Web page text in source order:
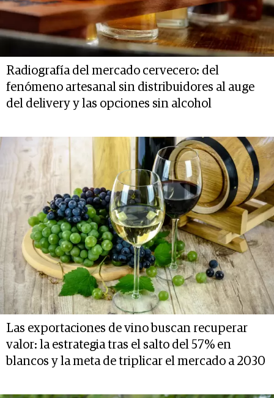
Radiografía del mercado cervecero: del
fenómeno artesanal sin distribuidores al auge
del delivery y las opciones sin alcohol
Las exportaciones de vino buscan recuperar
valor: la estrategia tras el salto del 57% en
blancos y la meta de triplicar el mercado a 2030